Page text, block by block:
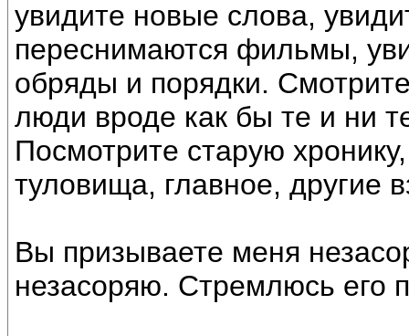
увидите новые слова,
переснимаются фильмы,
обряды и порядки.
люди вроде как бы те и ни
Посмотрите старую
туловища, главное, другие
Вы призываете меня
незасоряю. Стремлюсь его